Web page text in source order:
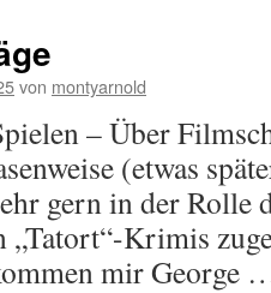
von montyarnold
– Über
(etwas
gern in der Rolle
„Tatort“-Krimis
mir George